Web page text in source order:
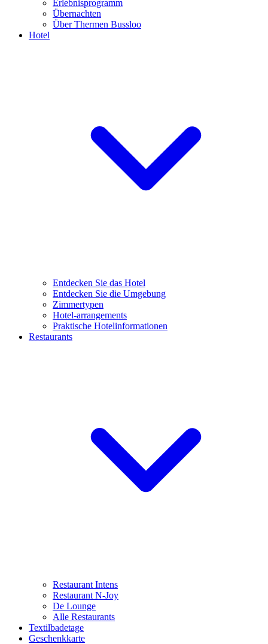
Erlebnisprogramm
Übernachten
Über Thermen Bussloo
Hotel
Entdecken Sie das Hotel
Entdecken Sie die Umgebung
Zimmertypen
Hotel-arrangements
Praktische Hotelinformationen
Restaurants
Restaurant Intens
Restaurant N-Joy
De Lounge
Alle Restaurants
Textilbadetage
Geschenkkarte